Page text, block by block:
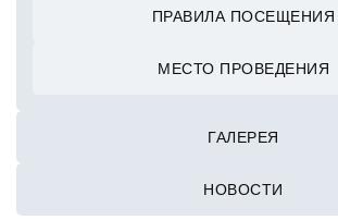
ПРАВИЛА ПОСЕЩЕНИЯ
МЕСТО ПРОВЕДЕНИЯ
ГАЛЕРЕЯ
НОВОСТИ